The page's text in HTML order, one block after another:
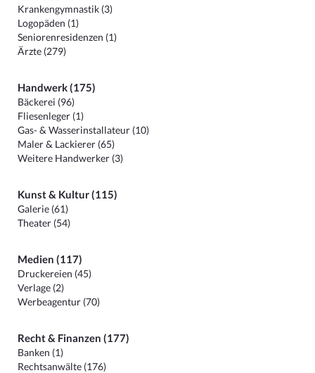
Krankengymnastik (3)
Logopäden (1)
Seniorenresidenzen (1)
Ärzte (279)
Handwerk (175)
Bäckerei (96)
Fliesenleger (1)
Gas- & Wasserinstallateur (10)
Maler & Lackierer (65)
Weitere Handwerker (3)
Kunst & Kultur (115)
Galerie (61)
Theater (54)
Medien (117)
Druckereien (45)
Verlage (2)
Werbeagentur (70)
Recht & Finanzen (177)
Banken (1)
Rechtsanwälte (176)